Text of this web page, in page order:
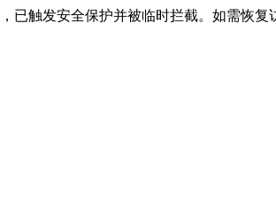
已触发安全保护并被临时拦截。如需恢复